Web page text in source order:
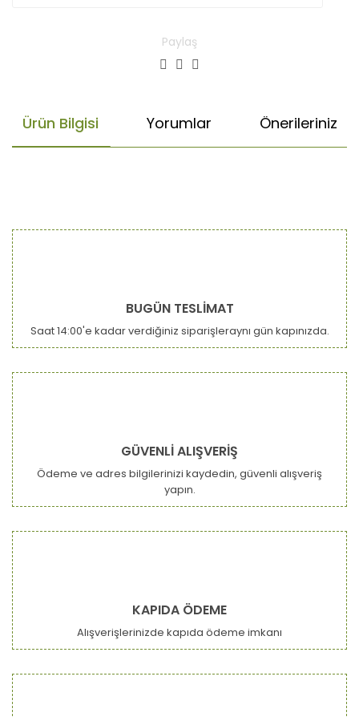
Paylaş
Ürün Bilgisi Yorumlar Önerileriniz
Bu ürüne ilk yorumu siz yapın!
Ürün açıklamasında eksik bilgiler bulunuyor.
Ürün bilgilerinde hatalar bulunuyor.
Gönder
BUGÜN TESLİMAT
Saat 14:00'e kadar verdiğiniz siparişleraynı gün kapınızda.
GÜVENLİ ALIŞVERİŞ
Ödeme ve adres bilgilerinizi kaydedin, güvenli alışveriş
yapın.
KAPIDA ÖDEME
Alışverişlerinizde kapıda ödeme imkanı